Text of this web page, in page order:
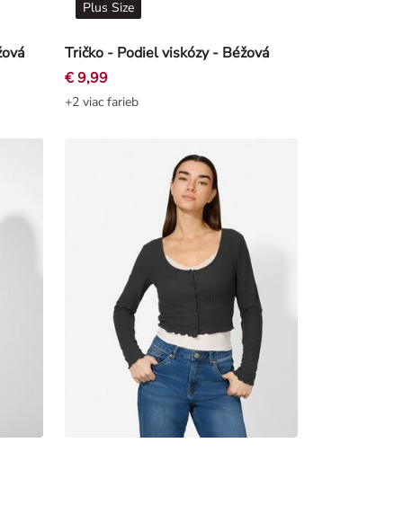
Tričko - Podiel viskózy - Béžová
Plus Size
€ 9,99
+2 viac farieb